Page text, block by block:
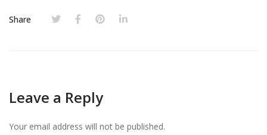
Share
Leave a Reply
Your email address will not be published.